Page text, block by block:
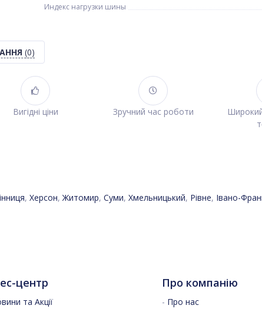
Индекс нагрузки шины
(0)
Вигідні ціни Зручний час роботи
, Херсон,Житомир, Суми, Хмельницький, Рівне, Івано-
центр
та Акції
Про компанію
- Про нас